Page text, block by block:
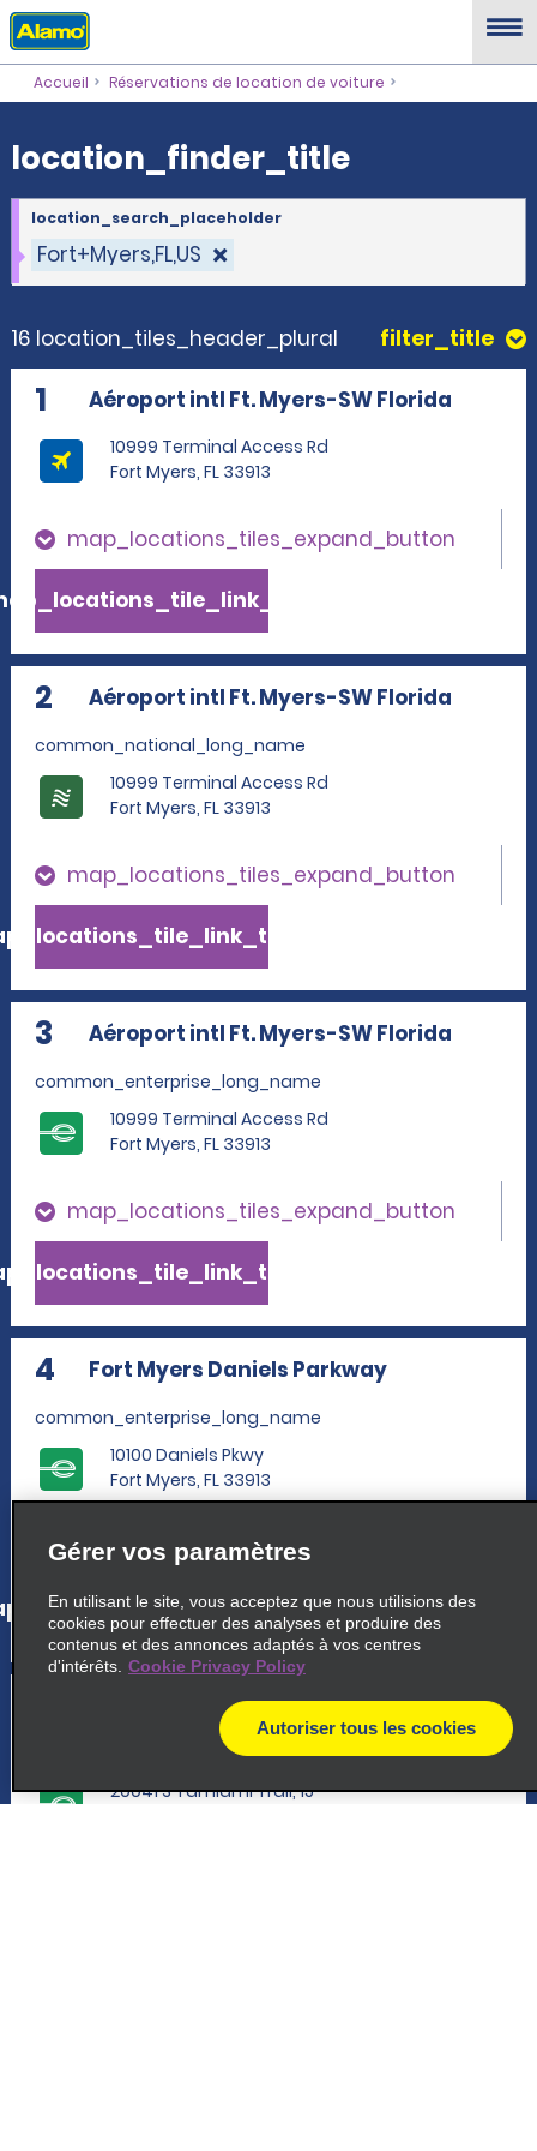
location_finder_title
Accueil Réservations de location de voiture
location_finder_title
Fort+Myers,FL,US
location_search_placeholder
16 location_tiles_header_plural filter_title
1 Aéroport intl Ft. Myers-SW Florida
10999 Terminal Access Rd
Fort Myers, FL 33913
map_locations_tiles_expand_button
2 Aéroport intl Ft. Myers-SW Florida
common_national_long_name
10999 Terminal Access Rd
Fort Myers, FL 33913
map_locations_tiles_expand_button
3 Aéroport intl Ft. Myers-SW Florida
common_enterprise_long_name
10999 Terminal Access Rd
Fort Myers, FL 33913
map_locations_tiles_expand_button
4 Fort Myers Daniels Parkway
common_enterprise_long_name
10100 Daniels Pkwy
Fort Myers, FL 33913
map_locations_tiles_expand_button
Estero S. Tamiami Trail
common_enterprise_long_name
20041 S Tamiami Trail, 15
map
Gérer vos paramètres
En utilisant le site, vous acceptez que nous utilisions des
cookies pour effectuer des analyses et produire des
contenus et des annonces adaptés à vos centres
d'intérêts. Cookie Privacy Policy
Autoriser tous les cookies